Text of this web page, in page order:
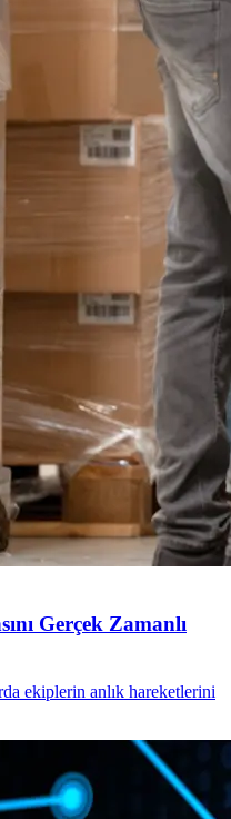
Gerçek Zamanlı
ekiplerin anlık hareketlerini